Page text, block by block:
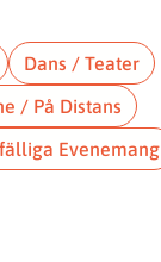
Dans / Teater
/ På Distans
Evenemang